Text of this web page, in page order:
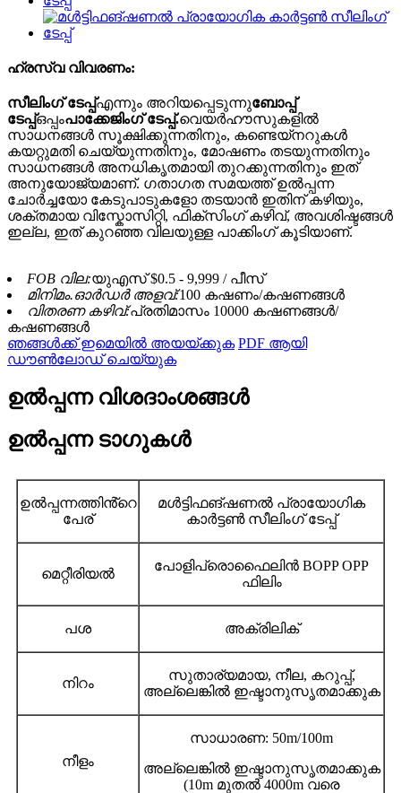
ഹ്രസ്വ വിവരണം:
സീലിംഗ് ടേപ്പ്എന്നും അറിയപ്പെടുന്നുബോപ്പ്
ടേപ്പ്ഒപ്പംപാക്കേജിംഗ് ടേപ്പ്.വെയർഹൗസുകളിൽ
സാധനങ്ങൾ സൂക്ഷിക്കുന്നതിനും, കണ്ടെയ്നറുകൾ
കയറ്റുമതി ചെയ്യുന്നതിനും, മോഷണം തടയുന്നതിനും
സാധനങ്ങൾ അനധികൃതമായി തുറക്കുന്നതിനും ഇത്
അനുയോജ്യമാണ്. ഗതാഗത സമയത്ത് ഉൽപ്പന്ന
ചോർച്ചയോ കേടുപാടുകളോ തടയാൻ ഇതിന് കഴിയും,
ശക്തമായ വിസ്കോസിറ്റി, ഫിക്സിംഗ് കഴിവ്, അവശിഷ്ടങ്ങൾ
ഇല്ല, ഇത് കുറഞ്ഞ വിലയുള്ള പാക്കിംഗ് കൂടിയാണ്.
FOB വില:യുഎസ് $0.5 - 9,999 / പീസ്
മിനിമം.ഓർഡർ അളവ്:100 കഷണം/കഷണങ്ങൾ
വിതരണ കഴിവ്:പ്രതിമാസം 10000 കഷണങ്ങൾ/
കഷണങ്ങൾ
ഞങ്ങൾക്ക് ഇമെയിൽ അയയ്ക്കുക PDF ആയി
ഡൗൺലോഡ് ചെയ്യുക
ഉൽപ്പന്ന വിശദാംശങ്ങൾ
ഉൽപ്പന്ന ടാഗുകൾ
ഉൽപ്പന്നത്തിൻ്റെ
പേര്
മൾട്ടിഫങ്ഷണൽ പ്രായോഗിക
കാർട്ടൺ സീലിംഗ് ടേപ്പ്
മെറ്റീരിയൽ
പോളിപ്രൊഫൈലിൻ BOPP OPP
ഫിലിം
പശ അക്രിലിക്
നിറം
സുതാര്യമായ, നീല, കറുപ്പ്,
അല്ലെങ്കിൽ ഇഷ്ടാനുസൃതമാക്കുക
നീളം
സാധാരണ: 50m/100m
അല്ലെങ്കിൽ ഇഷ്ടാനുസൃതമാക്കുക
(10m മുതൽ 4000m വരെ